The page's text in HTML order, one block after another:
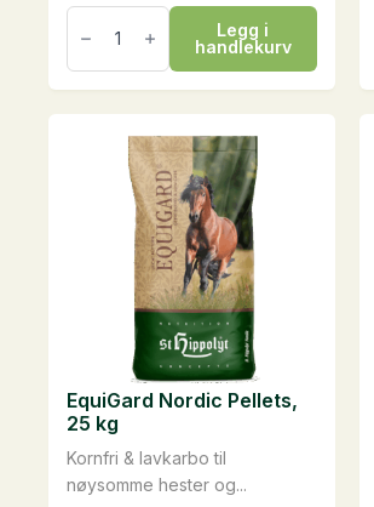
Anti-
Stress
Kräuterpellets,
3
kg
Legg i
handlekurv
Kornfri & lavkarbo til
nøysomme hester og...
EquiGard Nordic Pellets,
25 kg